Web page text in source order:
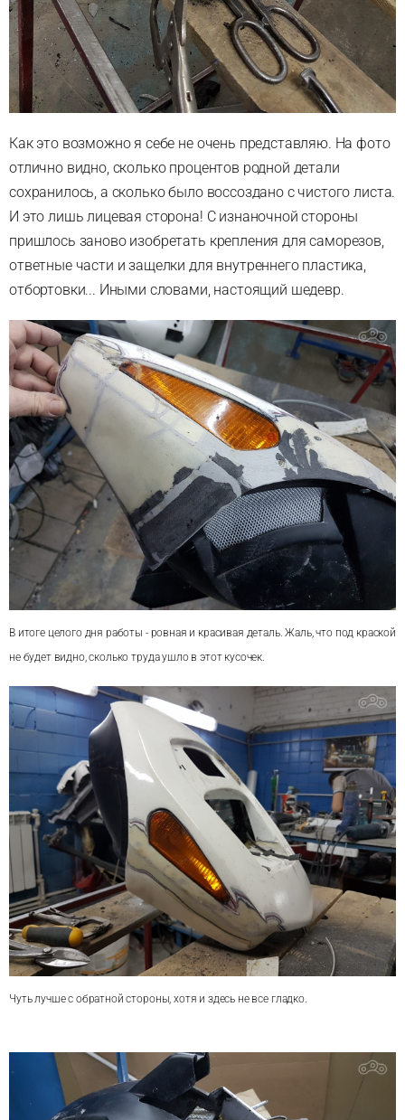
Как это возможно я себе не очень представляю. На фото
отлично видно, сколько процентов родной детали
сохранилось, а сколько было воссоздано с чистого листа.
И это лишь лицевая сторона! С изнаночной стороны
пришлось заново изобретать крепления для саморезов,
ответные части и защелки для внутреннего пластика,
отбортовки... Иными словами, настоящий шедевр.
В итоге целого дня работы - ровная и красивая деталь. Жаль, что под краской
не будет видно, сколько труда ушло в этот кусочек.
Чуть лучше с обратной стороны, хотя и здесь не все гладко.